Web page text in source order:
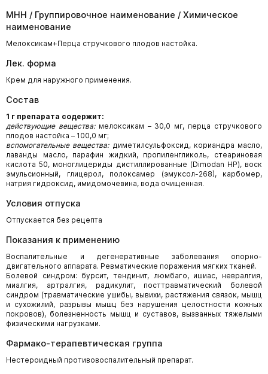
МНН / Группировочное наименование / Химическое
наименование
Мелоксикам+Перца стручкового плодов настойка.
Лек. форма
Крем для наружного применения.
Состав
1 г препарата содержит:
действующие вещества:мелоксикам – 30,0 мг, перца стручкового
плодов настойка – 100,0 мг;
вспомогательные вещества:диметилсульфоксид, кориандра масло,
лаванды масло, парафин жидкий, пропиленгликоль, стеариновая
кислота 50, моноглицериды дистиллированные (Dimodan HP), воск
эмульсионный, глицерол, полоксамер (эмуксол-268), карбомер,
натрия гидроксид, имидомочевина, вода очищенная.
Условия отпуска
Отпускается без рецепта
Показания к применению
Воспалительные и дегенеративные заболевания опорно-
двигательного аппарата. Ревматические поражения мягких тканей.
Болевой синдром: бурсит, тендинит, люмбаго, ишиас, невралгия,
миалгия, артралгия, радикулит, посттравматический болевой
синдром (травматические ушибы, вывихи, растяжения связок, мышц
и сухожилий, разрывы мышц без нарушения целостности кожных
покровов), болезненность мышц и суставов, вызванных тяжелыми
физическими нагрузками.
Фармако-терапевтическая группа
Нестероидный противовоспалительный препарат.